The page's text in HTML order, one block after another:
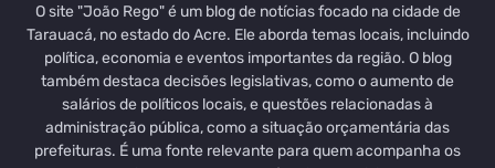
O site "João Rego" é um blog de notícias focado na cidade de
Tarauacá, no estado do Acre. Ele aborda temas locais, incluindo
política, economia e eventos importantes da região. O blog
também destaca decisões legislativas, como o aumento de
salários de políticos locais, e questões relacionadas à
administração pública, como a situação orçamentária das
prefeituras. É uma fonte relevante para quem acompanha os